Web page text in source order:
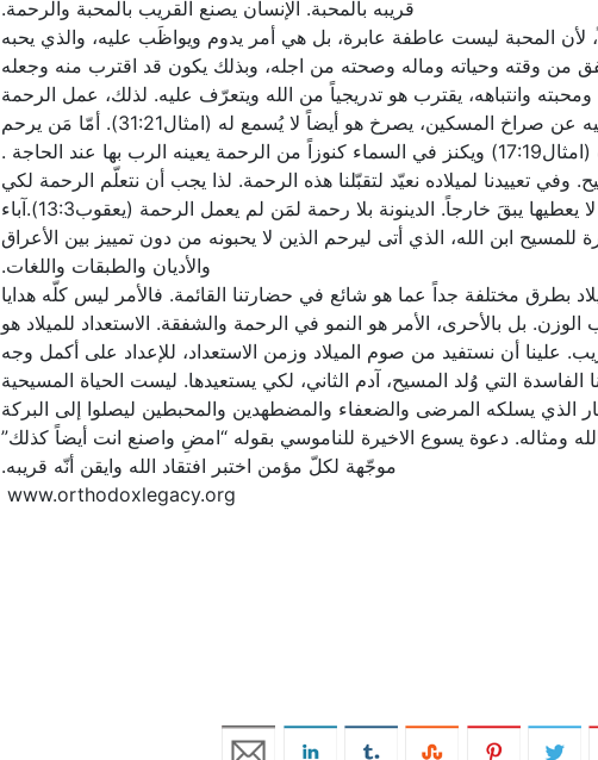
قريبه بالمحبة. الإنسان يصنع القريب بالمحبة والرحمة.
لأن المحبة ليست عاطفة عابرة، بل هي أمر يدوم ويواظَب عليه، والذي يحبه
من وقته وحياته وماله وصحته من اجله، وبذلك يكون قد اقترب منه وجعله
وانتباهه، يقترب هو تدريجياً من الله ويتعرّف عليه. لذلك، عمل الرحمة
مطلوب من كلّ مؤمن، لأنّ مَن يسدّ أذنيه عن صراخ المسكين، يصرخ هو أيضاً لا يُسمع له (امثال31:21). أمّا مَن يرحم
الرب بها عند الحاجة .
تعييدنا لميلاده نعيّد لتقبّلنا هذه الرحمة. لذا يجب أن نتعلّم الرحمة لكي
نتلقاها. مَن لا يمارسها ولا يشعر بها ومن لا يعطيها يبقَ خارجاً. الدينونة بلا رحمة لمَن لم يعمل الرحمة (يعقوب13:3).آباء
ابن الله، الذي أتى ليرحم الذين لا يحبونه من دون تمييز بين الأعراق
والأديان والطبقات واللغات.
بطرق مختلفة جداً عما هو شائع في حضارتنا القائمة. فالأمر ليس كلّه هدايا
بل بالأحرى، الأمر هو النمو في الرحمة والشفقة. الاستعداد للميلاد هو
علينا أن نستفيد من صوم الميلاد وزمن الاستعداد، للإعداد على أكمل وجه
الفاسدة التي وُلد المسيح، آدم الثاني، لكي يستعيدها. ليست الحياة المسيحية
الذي يسلكه المرضى والضعفاء والمضطهدين والمحبطين ليصلوا إلى البركة
ومثاله. دعوة يسوع الاخيرة للناموسي بقوله “امضِ واصنع انت أيضاً كذلك”
موجّهة لكلّ مؤمن اختبر افتقاد الله وايقن أنّه قريبه.
www.orthodoxlegacy.org